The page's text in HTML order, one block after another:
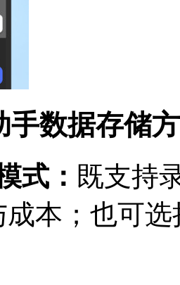
手数据存储
式： 既支持
本；也可